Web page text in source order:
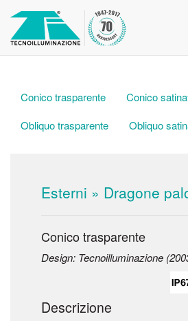
Conico trasparente
Conico
Obliquo trasparente
Obliquo
Esterni » Dragone
Conico trasparente
Design: Tecnoilluminazione
Descrizione